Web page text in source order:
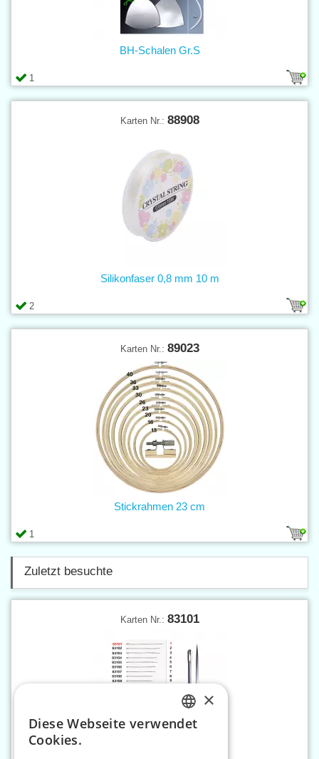
1
BH-Schalen Gr.S
Karten Nr.: 88908
2
Silikonfaser 0,8 mm 10 m
Karten Nr.: 89023
1
Stickrahmen 23 cm
Zuletzt besuchte
Karten Nr.: 83101
CZECH
×
Diese Webseite verwendet
Cookies.